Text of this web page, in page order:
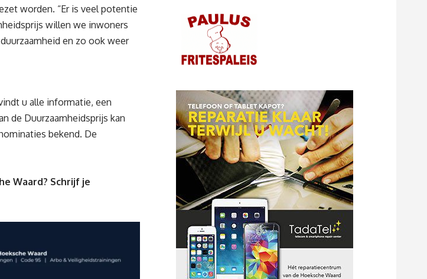
worden. “Er is veel potentie
willen we inwoners
en zo ook weer
u alle informatie, een
de Duurzaamheidsprijs kan
bekend. De
Waard? Schrijf je